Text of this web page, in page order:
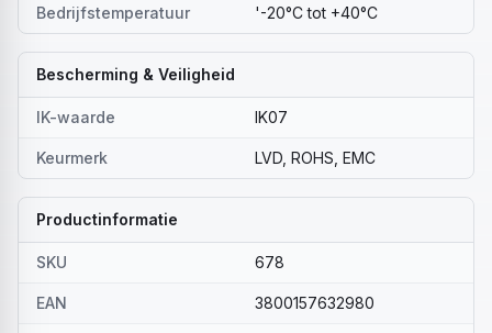
Bedrijfstemperatuur '-20°C tot +40°C
Bescherming & Veiligheid
IK-waarde IK07
Keurmerk LVD, ROHS, EMC
Productinformatie
SKU 678
EAN 3800157632980